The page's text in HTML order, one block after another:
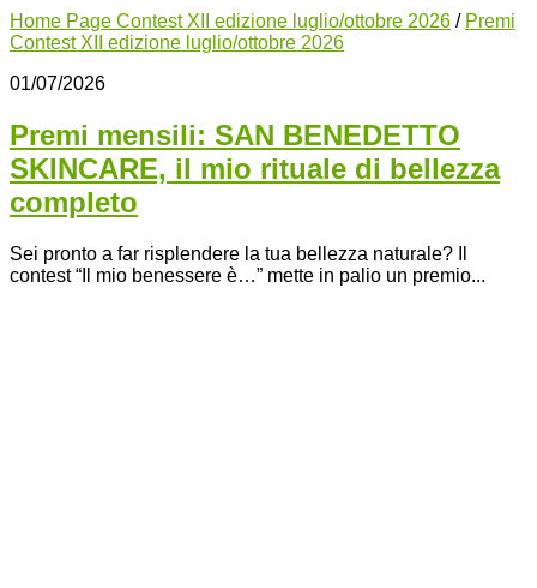
Home Page Contest XII edizione luglio/ottobre 2026 / Premi
Contest XII edizione luglio/ottobre 2026
01/07/2026
Premi mensili: SAN BENEDETTO
SKINCARE, il mio rituale di bellezza
completo
Sei pronto a far risplendere la tua bellezza naturale? Il
contest “Il mio benessere è…” mette in palio un premio...